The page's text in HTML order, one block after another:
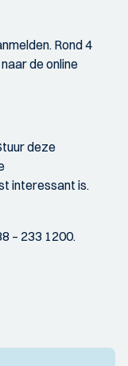
Rond 4
de online
deze
interessant is.
– 233 1200.